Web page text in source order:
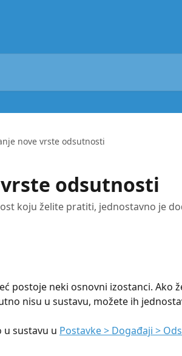
nove vrste odsutnosti
odsutnosti
koju želite pratiti, jednostavno je
postoje neki osnovni izostanci. Ako
nisu u sustavu, možete ih
sustavu u Postavke > Događaji >